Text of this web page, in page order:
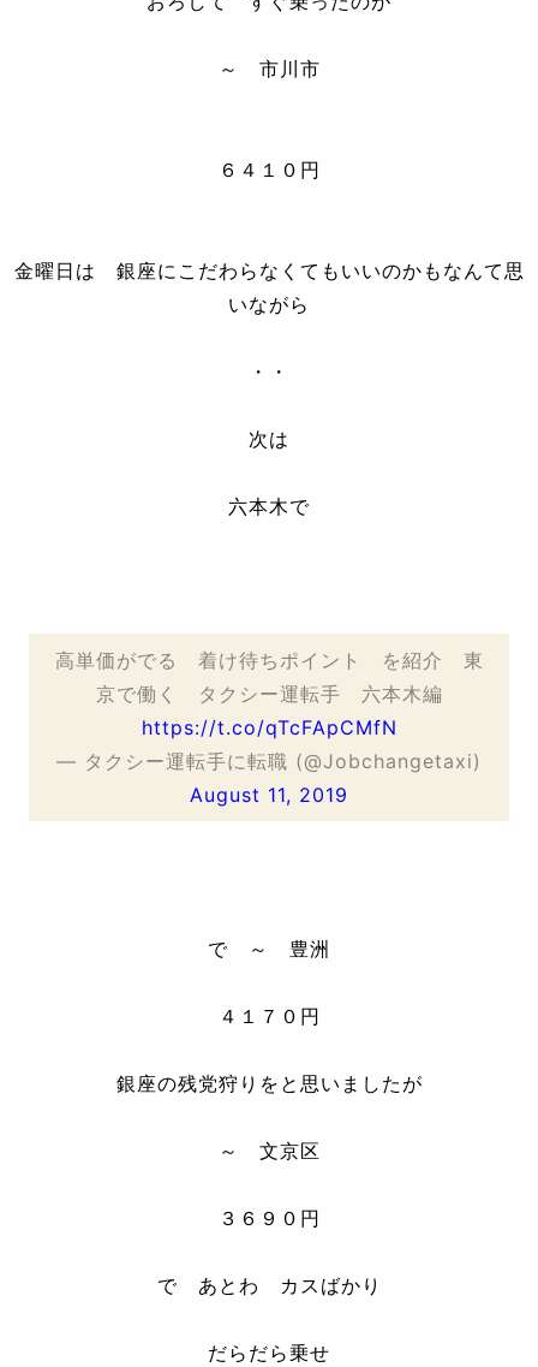
～ 市川市
６４１０円
金曜日は 銀座にこだわらなくてもいいのかもなんて思
いながら
・・
次は
六本木で
高単価がでる 着け待ちポイント を紹介 東
京で働く タクシー運転手 六本木編
https://t.co/qTcFApCMfN
— タクシー運転手に転職 (@Jobchangetaxi)
August 11, 2019
で ～ 豊洲
４１７０円
銀座の残党狩りをと思いましたが
～ 文京区
３６９０円
で あとわ カスばかり
だらだら乗せ